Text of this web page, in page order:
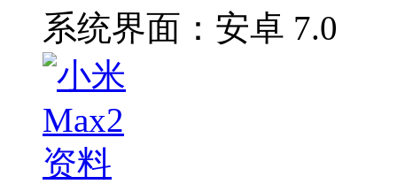
系统界面： 安卓 7.0